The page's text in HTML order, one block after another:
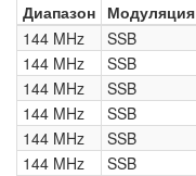
Диапазон Модуляция
144 MHz
SSB
144 MHz
SSB
144 MHz
SSB
144 MHz
SSB
144 MHz
SSB
144 MHz
SSB